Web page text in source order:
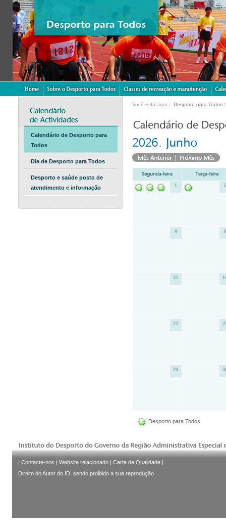
Calendário de Desporto para
Todos
Dia de Desporto para Todos
Desporto e saúde posto de
atendimento e informação
Você está aqui： Desporto para Todos
1 2
8 9
15
22
29
Desporto para Todos
| Contacte-nos | Website relacionado | Carta de Qualidade |
Direito do Autor do ID, sendo proibido a sua reprodução.